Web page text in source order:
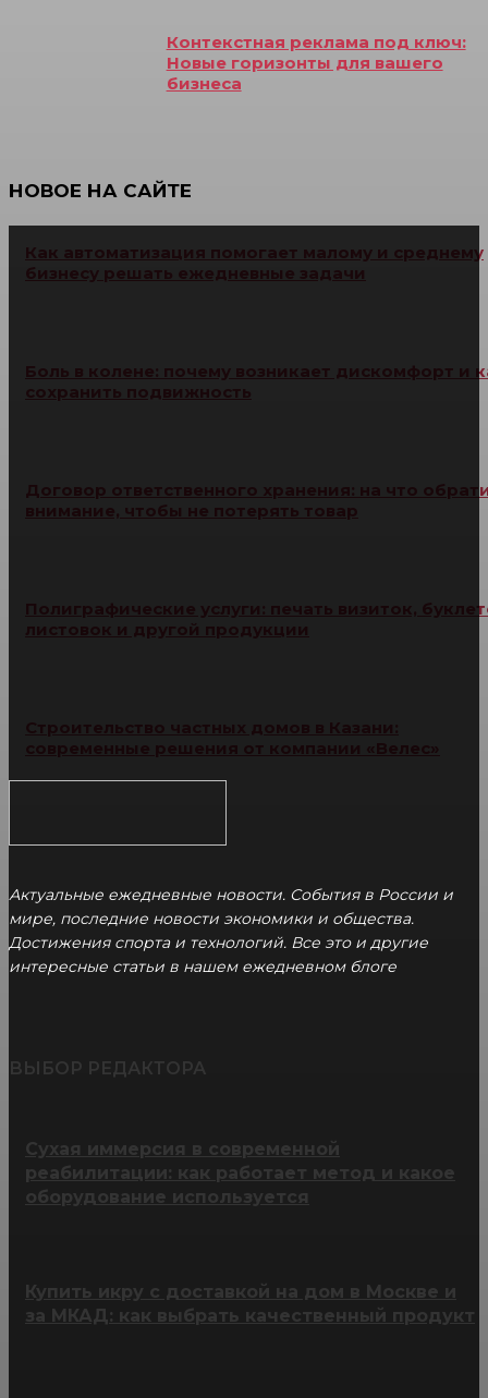
Контекстная реклама под ключ:
Новые горизонты для вашего
бизнеса
НОВОЕ НА САЙТЕ
Как автоматизация помогает малому и среднему
бизнесу решать ежедневные задачи
Боль в колене: почему возникает дискомфорт и
сохранить подвижность
Договор ответственного хранения: на что
внимание, чтобы не потерять товар
Полиграфические услуги: печать визиток,
листовок и другой продукции
Актуальные ежедневные новости. События в России и
мире, последние новости экономики и общества.
Достижения спорта и технологий. Все это и другие
интересные статьи в нашем ежедневном блоге
ВЫБОР РЕДАКТОРА
Сухая иммерсия в современной
реабилитации: как работает метод и какое
оборудование используется
Купить икру с доставкой на дом в Москве и
за МКАД: как выбрать качественный продукт